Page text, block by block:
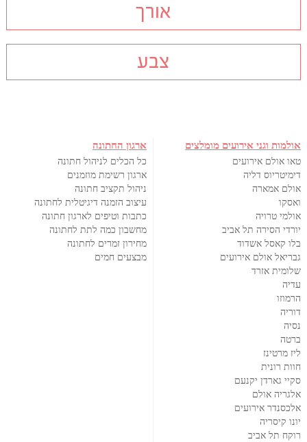
אורך
צבע
אולמות וגני אירועים מומלצים
טאו אולם אירועים
דימיטריוס דליה
אולם אמארה
ואסקו
אולמי טרויה
יורדי הסירה תל אביב
בלו קאסל אשדוד
גבריאל אולם אירועים
שלומית אזרד
עדיה
הרמוזו
דוריה
נסיה
ברטה
ליז מרטינז
חוות רונית
סקיי גארדן יקנעם
אלגריה אולם
אלכסנדר אירועים
יונו קיסריה
רוקח תל אביב
ארגון החתונה
כל הכלים לניהול חתונה
ארגון רשימת מוזמנים
ניהול תקציב חתונה
עיצוב הזמנה דיגיטלית לחתונה
כתבות וטיפים לארגון חתונה
מחשבון כמה לתת לחתונה
מחירון זמרים לחתונה
מבצעים חמים